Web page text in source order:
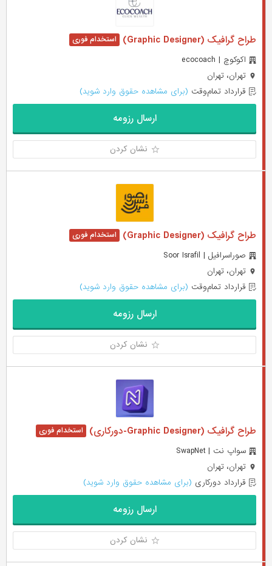
طراح گرافیک (Graphic Designer)
اکوکوچ | ecocoach
تهران، تهران
قرارداد تمام‌وقت (برای مشاهده حقوق وارد شوید)
ارسال رزومه
نشان کردن
طراح گرافیک (Graphic Designer)
صوراسرافیل | Soor Israfil
تهران، تهران
قرارداد تمام‌وقت (برای مشاهده حقوق وارد شوید)
ارسال رزومه
نشان کردن
طراح گرافیک (Graphic Designer-دورکاری)
سواپ نت | SwapNet
تهران، تهران
قرارداد دورکاری (برای مشاهده حقوق وارد شوید)
ارسال رزومه
نشان کردن